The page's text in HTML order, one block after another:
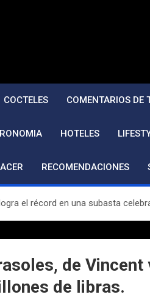
COCTELES COMENTARIOS DE
HOTELES
RECOMENDACIONES
el récord en una subasta
de Vincent
de libras.